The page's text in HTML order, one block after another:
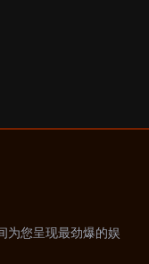
为您呈现最劲爆的娱